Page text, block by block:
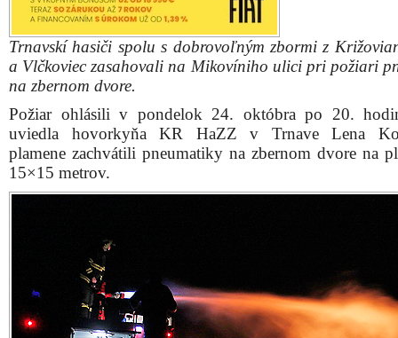
Trnavskí hasiči spolu s dobrovoľným zbormi z
a Vlčkoviec zasahovali na Mikovíniho ulici pri požiari
na zbernom dvore.
Požiar ohlásili v pondelok 24. októbra po 20.
uviedla hovorkyňa KR HaZZ v Trnave Lena
plamene zachvátili pneumatiky na zbernom dvore na
15×15 metrov.